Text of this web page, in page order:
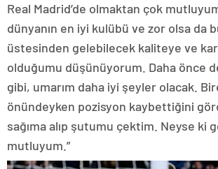
Real Madrid’de olmaktan çok
dünyanın en iyi kulübü ve zor olsa da
üstesinden gelebilecek kaliteye ve
olduğumu düşünüyorum. Daha önce
gibi, umarım daha iyi şeyler olacak.
önündeyken pozisyon kaybettiğini
sağıma alıp şutumu çektim. Neyse ki
mutluyum.”